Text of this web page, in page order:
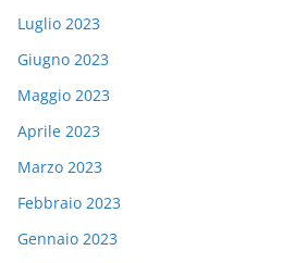
Luglio 2023
Giugno 2023
Maggio 2023
Aprile 2023
Marzo 2023
Febbraio 2023
Gennaio 2023